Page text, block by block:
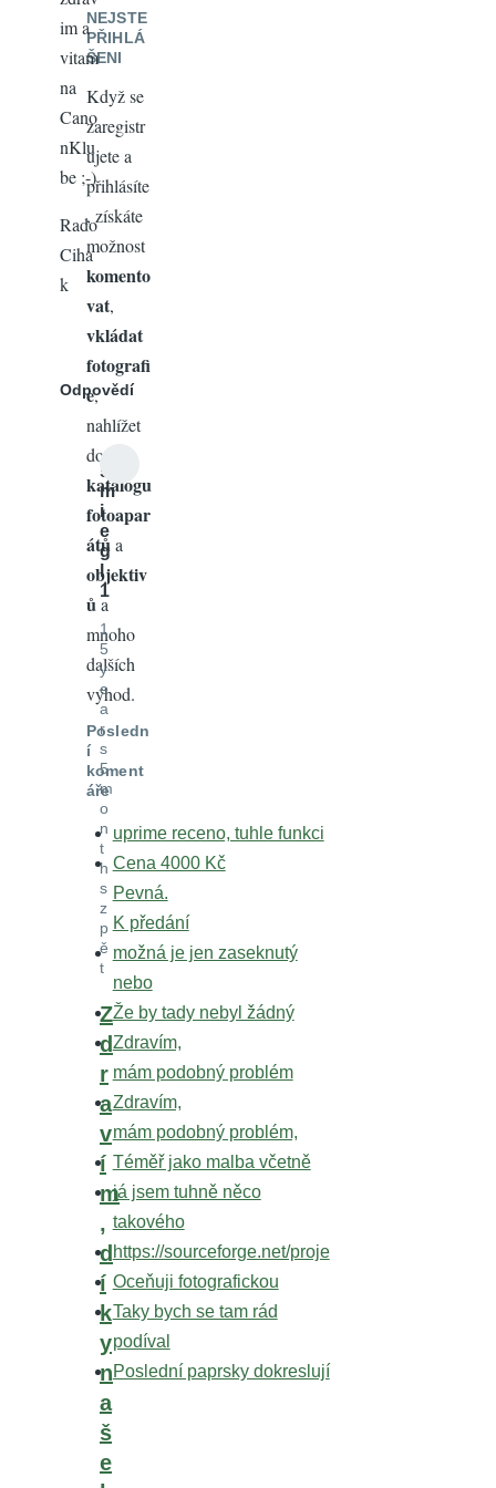
im a
vitam
na
Cano
nKlu
be ;-)
Rado
Ciha
k
Odpovědí
s
m
i
e
g
l
1
1
5
y
e
a
r
s
5
m
o
n
t
h
s
z
p
ě
t
In
reply
to
Vyborna
praca...
zdravim
a
by
zadow
Z
d
r
a
v
í
m
,
d
í
k
y
n
a
š
e
NEJSTE
PŘIHLÁ
ŠENI
Když se
zaregistr
ujete a
přihlásíte
, získáte
možnost
komento
vat,
vkládat
fotografi
e,
nahlížet
do
katalogu
fotoapar
átů a
objektiv
ů a
mnoho
dalších
výhod.
Posledn
í
koment
áře
uprime receno, tuhle funkci
Cena 4000 Kč
Pevná.
K předání
možná je jen zaseknutý
nebo
Že by tady nebyl žádný
Zdravím,
mám podobný problém
Zdravím,
mám podobný problém,
Téměř jako malba včetně
já jsem tuhně něco
takového
https://sourceforge.net/proje
Oceňuji fotografickou
Taky bych se tam rád
podíval
Poslední paprsky dokreslují